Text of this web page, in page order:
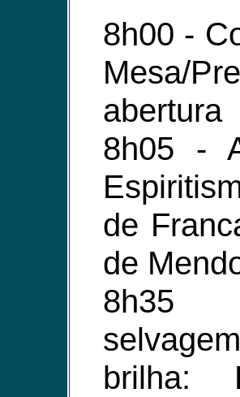
8h00 -
abertura
8h05 -
de
de
brilha: